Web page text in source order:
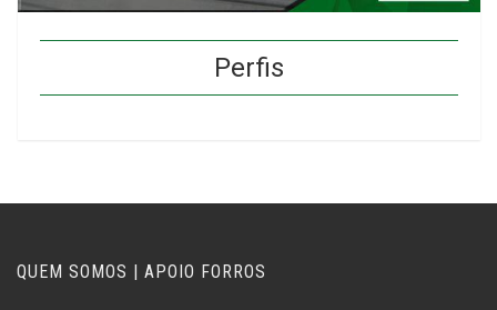
Perfis
QUEM SOMOS | APOIO FORROS